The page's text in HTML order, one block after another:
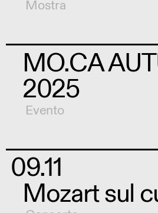
Mostra
MO.CA
2025
Evento
09.11
Mozart sul